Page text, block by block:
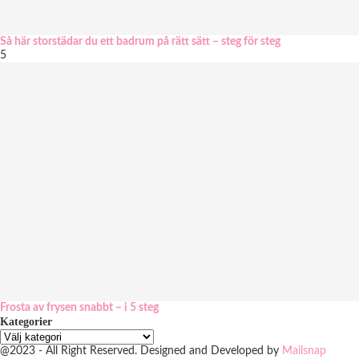
Så här storstädar du ett badrum på rätt sätt – steg för steg
5
Frosta av frysen snabbt – i 5 steg
Kategorier
@2023 - All Right Reserved. Designed and Developed by Mailsnap